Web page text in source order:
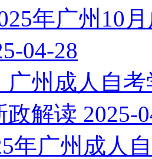
年广州10
04-28
广州成人自
政解读 2025-
年广州成人